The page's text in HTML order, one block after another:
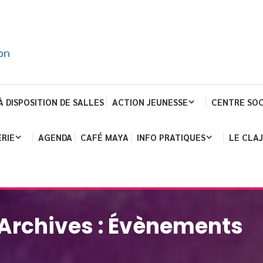
DISPOSITION DE SALLES ACTION JEUNESSE CENTRE
AGENDA CAFÉ MAYA INFO PRATIQUES LE
: Évènements